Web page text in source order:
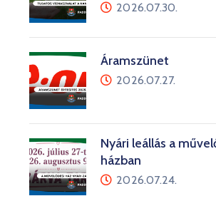
2026.07.30.
Áramszünet
2026.07.27.
Nyári leállás a
házban
2026.07.24.